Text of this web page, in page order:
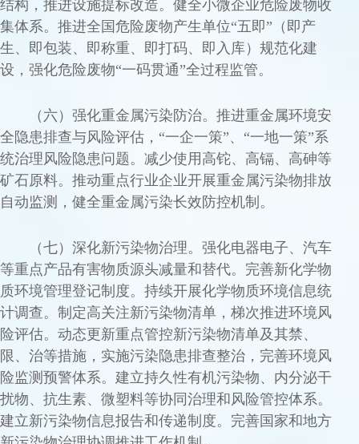
结构，推进设施提标改造。健全小微企业危险废物收
集体系。推进全国危险废物产生单位“五即”（即产
生、即包装、即称重、即打码、即入库）规范化建
设，强化危险废物“一码贯通”全过程监管。
（六）强化重金属污染防治。推进重金属环境安
全隐患排查与风险评估，“一企一策”、“一地一策”系
统治理风险隐患问题。减少使用高铊、高镉、高砷等
矿石原料。推动重点行业企业开展重金属污染物排放
自动监测，健全重金属污染长效防控机制。
（七）深化新污染物治理。强化电器电子、汽车
等重点产品有害物质源头减量和替代。完善新化学物
质环境管理登记制度。持续开展化学物质环境信息统
计调查。制定高关注新污染物清单，梯次推进环境风
险评估。动态更新重点管控新污染物清单及其禁、
限、治等措施，实施污染隐患排查整治，完善环境风
险监测预警体系。建立持久性有机污染物、内分泌干
扰物、抗生素、微塑料等协同治理和风险管控体系。
建立新污染物信息报告和传递制度。完善国家和地方